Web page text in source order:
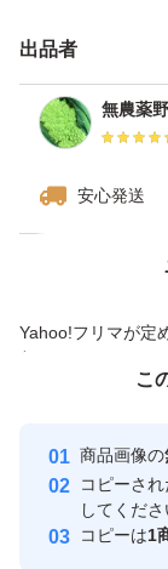
出品者
無農薬
安心発送
Yahoo!フリマが定
付与しています
安心取引出品者
取引実績
価格
こ
商品画像の
コピーさ
してくだ
コピーは1
この商品をみて